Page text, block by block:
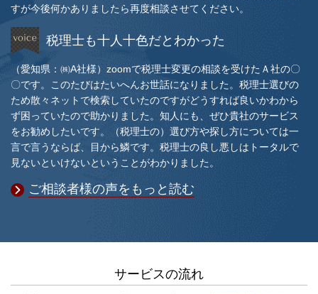
すが今後何かありましたら再度相談させてください。
税理士も十人十色だとわかった
（愛知県：㈱A社様）zoomで税理士変更の相談を受けたＡ社の〇
〇です。このたびはたいへんお世話になりました。税理士選びの
ため散々ネットで検索していたのですがどうすれば良いかわから
ず困っていたので助かりました。知人にも、ぜひ貴社のサービス
をお勧めしたいです。（税理士の）選び方や探し方については一
言で言うならば、目から鱗です。税理士の良し悪しはトータルで
見ないといけないということがわかりました。
ご相談者様の声をもっと読む
サービスの流れ